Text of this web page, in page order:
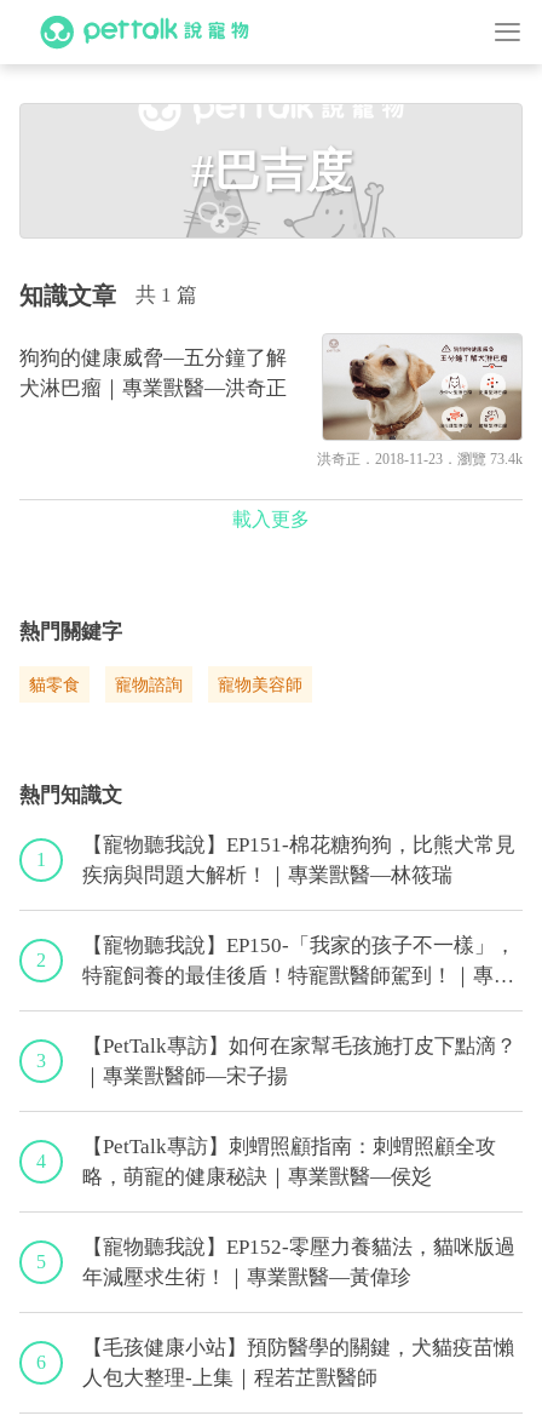
#巴吉度
知識文章 共 1 篇
狗狗的健康威脅—五分鐘了解
犬淋巴瘤｜專業獸醫—洪奇正
洪奇正 ．2018-11-23． 瀏覽 73.4k
載入更多
熱門關鍵字
貓零食 寵物諮詢 寵物美容師
熱門知識文
1
【寵物聽我說】EP151-棉花糖狗狗，比熊犬常見
疾病與問題大解析！｜專業獸醫—林筱瑞
2
【寵物聽我說】EP150-「我家的孩子不一樣」，
特寵飼養的最佳後盾！特寵獸醫師駕到！｜專業
獸醫—侯彣
3
【PetTalk專訪】如何在家幫毛孩施打皮下點滴？
｜專業獸醫師—宋子揚
4
【PetTalk專訪】刺蝟照顧指南：刺蝟照顧全攻
略，萌寵的健康秘訣｜專業獸醫—侯彣
5
【寵物聽我說】EP152-零壓力養貓法，貓咪版過
年減壓求生術！｜專業獸醫—黃偉珍
6
【毛孩健康小站】預防醫學的關鍵，犬貓疫苗懶
人包大整理-上集｜程若芷獸醫師